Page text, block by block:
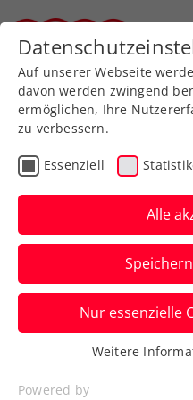
Zurück zur
ITF Turniere
Australian
Hauchdünne
Behrmann
Die ÖTV-
Melbourne in
des dritten Satzes.
Auf unserer Webseite
davon werden zwingend
ermöglichen, Ihre
zu verbessern.
Essenziell
Alle
Nur essenzielle
Essenziell
Essenzielle Cookies
Weitere
Powered by